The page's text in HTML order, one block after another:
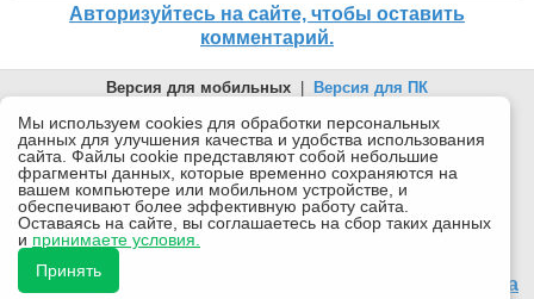
Авторизуйтесь на сайте, чтобы оставить
комментарий.
Версия для мобильных
Версия для ПК
© 2026 Беломорканал Северодвинск tv29.ru
Joomla!is Free Software released under the GNU General Public
License.
Mobile version byMobile Joomla!
Desktop Version
массовых коммуникаций (Роскомнадзор). Учредитель: ООО "ТВ29". Главный редактор: Рудалев А.Г.
Беломорканал - новостной сайт Архангельской области: новости Северодвинска, новости поморья,
Все права на материалы, опубликованные на сайте, защищены в соответствии с российским и
Мы используем cookies для обработки персональных
данных для улучшения качества и удобства использования
сайта. Файлы cookie представляют собой небольшие
фрагменты данных, которые временно сохраняются на
вашем компьютере или мобильном устройстве, и
обеспечивают более эффективную работу сайта.
Оставаясь на сайте, вы соглашаетесь на сбор таких данных
и принимаете условия.
Принять